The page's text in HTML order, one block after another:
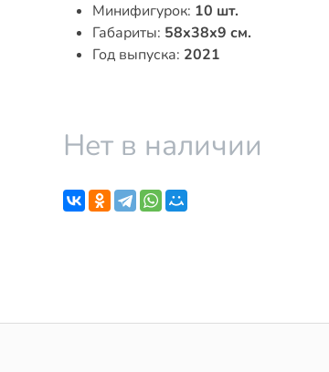
Минифигурок: 10 шт.
Габариты: 58x38x9 см.
Год выпуска: 2021
Нет в наличии